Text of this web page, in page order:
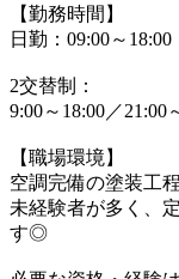
【勤務時間】
日勤：09:00～18:00
2交替制：
9:00～18:00／21:00
【職場環境】
空調完備の塗装工
未経験者が多く、
す◎